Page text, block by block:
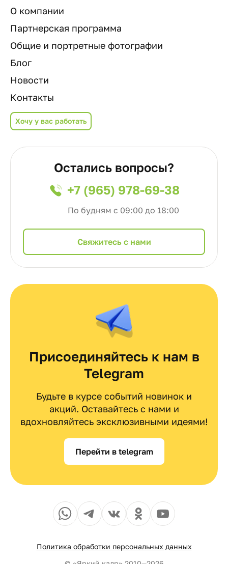
О компании
Партнерская программа
Общие и портретные фотографии
Блог
Новости
Контакты
Хочу у вас работать
Остались вопросы?
+7 (965) 978-69-38
По будням с 09:00 до 18:00
Cвяжитесь с нами
Присоединяйтесь к нам в
Telegram
Будьте в курсе событий новинок и
акций. Оставайтесь с нами и
вдохновляйтесь эксклюзивными идеями!
Перейти в telegram
Политика обработки персональных данных